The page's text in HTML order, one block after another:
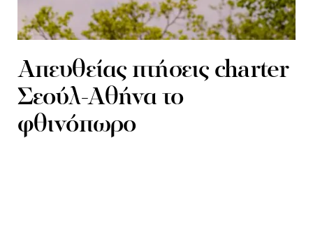
Απευθείας πτήσεις charter
Σεούλ-Αθήνα το
φθινόπωρο